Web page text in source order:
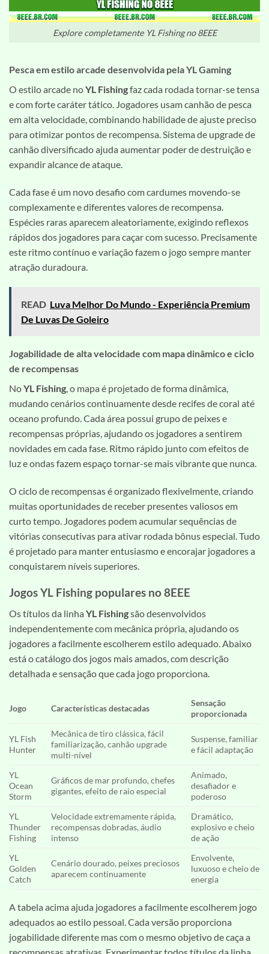
Explore completamente YL Fishing no 8EEE
Pesca em estilo arcade desenvolvida pela YL Gaming
O estilo arcade noYL Fishingfaz cada rodada tornar-se tensa
e com forte caráter tático. Jogadores usam canhão de pesca
em alta velocidade, combinando habilidade de ajuste preciso
para otimizar pontos de recompensa. Sistema de upgrade de
canhão diversificado ajuda aumentar poder de destruição e
expandir alcance de ataque.
Cada fase é um novo desafio com cardumes movendo-se
complexamente e diferentes valores de recompensa.
Espécies raras aparecem aleatoriamente, exigindo reflexos
rápidos dos jogadores para caçar com sucesso. Precisamente
este ritmo contínuo e variação fazem o jogo sempre manter
atração duradoura.
READ Luva Melhor Do Mundo - Experiência Premium
De Luvas De Goleiro
Jogabilidade de alta velocidade com mapa dinâmico e ciclo
de recompensas
NoYL Fishing, o mapa é projetado de forma dinâmica,
mudando cenários continuamente desde recifes de coral até
oceano profundo. Cada área possui grupo de peixes e
recompensas próprias, ajudando os jogadores a sentirem
novidades em cada fase. Ritmo rápido junto com efeitos de
luz e ondas fazem espaço tornar-se mais vibrante que nunca.
O ciclo de recompensas é organizado flexivelmente, criando
muitas oportunidades de receber presentes valiosos em
curto tempo. Jogadores podem acumular sequências de
vitórias consecutivas para ativar rodada bônus especial. Tudo
é projetado para manter entusiasmo e encorajar jogadores a
conquistarem níveis superiores.
Jogos YL Fishing populares no 8EEE
Os títulos da linha YL Fishingsão desenvolvidos
independentemente com mecânica própria, ajudando os
jogadores a facilmente escolherem estilo adequado. Abaixo
está o catálogo dos jogos mais amados, com descrição
detalhada e sensação que cada jogo proporciona.
Jogo Características destacadas
Sensação
proporcionada
YL Fish
Hunter
Mecânica de tiro clássica, fácil
familiarização, canhão upgrade
multi-nível
Suspense, familiar
e fácil adaptação
YL
Ocean
Storm
Gráficos de mar profundo, chefes
gigantes, efeito de raio especial
Animado,
desafiador e
poderoso
YL
Thunder
Fishing
Velocidade extremamente rápida,
recompensas dobradas, áudio
intenso
Dramático,
explosivo e cheio
de ação
YL
Golden
Catch
Cenário dourado, peixes preciosos
aparecem continuamente
Envolvente,
luxuoso e cheio de
energia
A tabela acima ajuda jogadores a facilmente escolherem jogo
adequados ao estilo pessoal. Cada versão proporciona
jogabilidade diferente mas com o mesmo objetivo de caça a